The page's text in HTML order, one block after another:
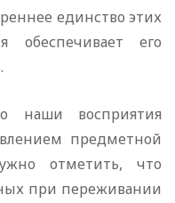
единство этих
обеспечивает его
наши восприятия
предметной
отметить, что
при переживании